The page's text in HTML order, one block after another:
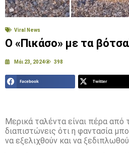
Viral News
Ο «Πικάσο» με τα
Μάι 23, 2024 398
Facebook Twitter
Μερικά ταλέντα είναι πέρα από
διαπιστώνεις ότι η φαντασία
να εξελιχθούν και να